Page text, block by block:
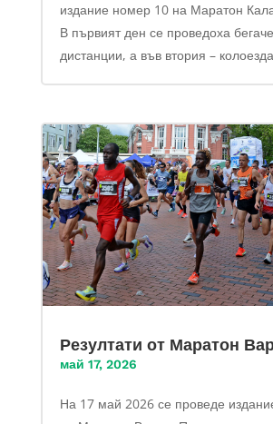
издание номер 10 на Маратон
В първият ден се проведоха
дистанции, а във втория –
Резултати от Маратон
май 17, 2026
На 17 май 2026 се проведе